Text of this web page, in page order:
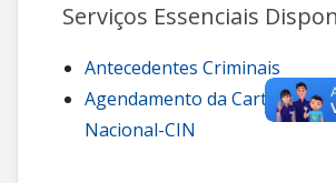
Serviços Essenciais
Antecedentes Criminais
Agendamento da Carteira de
Nacional-CIN